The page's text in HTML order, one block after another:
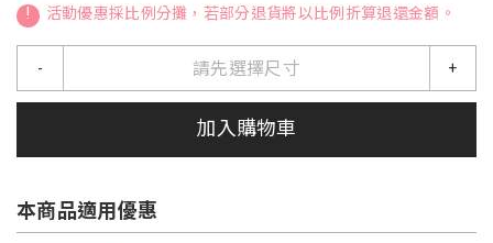
!
活動優惠採比例分攤，若部分退貨將以比例折算退還金額。
請先選擇尺寸
- +
加入購物車
本商品適用優惠